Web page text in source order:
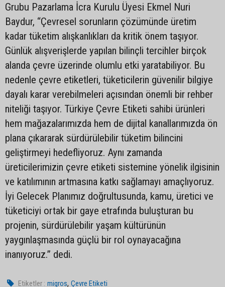
Grubu Pazarlama İcra Kurulu Üyesi Ekmel Nuri
Baydur, “Çevresel sorunların çözümünde üretim
kadar tüketim alışkanlıkları da kritik önem taşıyor.
Günlük alışverişlerde yapılan bilinçli tercihler birçok
alanda çevre üzerinde olumlu etki yaratabiliyor. Bu
nedenle çevre etiketleri, tüketicilerin güvenilir bilgiye
dayalı karar verebilmeleri açısından önemli bir rehber
niteliği taşıyor. Türkiye Çevre Etiketi sahibi ürünleri
hem mağazalarımızda hem de dijital kanallarımızda ön
plana çıkararak sürdürülebilir tüketim bilincini
geliştirmeyi hedefliyoruz. Aynı zamanda
üreticilerimizin çevre etiketi sistemine yönelik ilgisinin
ve katılımının artmasına katkı sağlamayı amaçlıyoruz.
İyi Gelecek Planımız doğrultusunda, kamu, üretici ve
tüketiciyi ortak bir gaye etrafında buluşturan bu
projenin, sürdürülebilir yaşam kültürünün
yaygınlaşmasında güçlü bir rol oynayacağına
inanıyoruz.” dedi.
Etiketler : migros,Çevre Etiketi